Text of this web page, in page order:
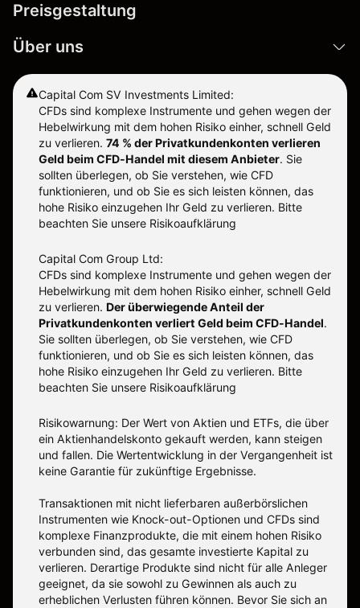
Preisgestaltung
Über uns
Capital Com SV Investments Limited:
CFDs sind komplexe Instrumente und gehen wegen der
Hebelwirkung mit dem hohen Risiko einher, schnell Geld
zu verlieren. 74 % der Privatkundenkonten verlieren
Geld beim CFD-Handel mit diesem Anbieter. Sie
sollten überlegen, ob Sie verstehen, wie CFD
funktionieren, und ob Sie es sich leisten können, das
hohe Risiko einzugehen Ihr Geld zu verlieren. Bitte
beachten Sie unsere Risikoaufklärung
Capital Com Group Ltd:
CFDs sind komplexe Instrumente und gehen wegen der
Hebelwirkung mit dem hohen Risiko einher, schnell Geld
zu verlieren. Der überwiegende Anteil der
Privatkundenkonten verliert Geld beim CFD-Handel.
Sie sollten überlegen, ob Sie verstehen, wie CFD
funktionieren, und ob Sie es sich leisten können, das
hohe Risiko einzugehen Ihr Geld zu verlieren. Bitte
beachten Sie unsere Risikoaufklärung
Risikowarnung: Der Wert von Aktien und ETFs, die über
ein Aktienhandelskonto gekauft werden, kann steigen
und fallen. Die Wertentwicklung in der Vergangenheit ist
keine Garantie für zukünftige Ergebnisse.
Transaktionen mit nicht lieferbaren außerbörslichen
Instrumenten wie Knock-out-Optionen und CFDs sind
komplexe Finanzprodukte, die mit einem hohen Risiko
verbunden sind, das gesamte investierte Kapital zu
verlieren. Derartige Produkte sind nicht für alle Anleger
geeignet, da sie sowohl zu Gewinnen als auch zu
erheblichen Verlusten führen können. Bevor Sie sich an